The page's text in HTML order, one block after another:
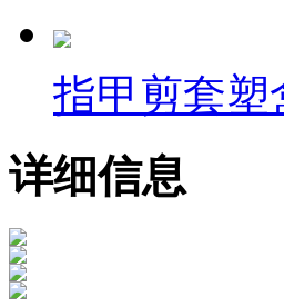
指甲剪套塑
详细信息